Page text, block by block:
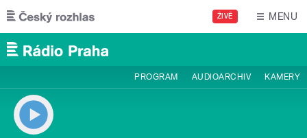
Přejít k hlavnímu obsahu
ŽIVĚ MENU
PROGRAM AUDIOARCHIV KAMERY